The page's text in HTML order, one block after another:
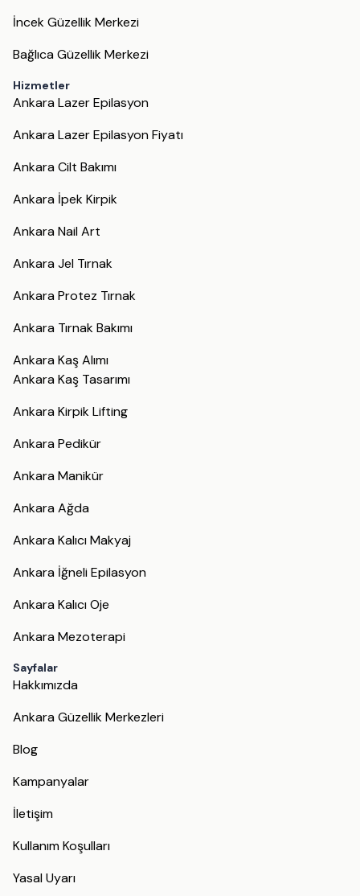
İncek Güzellik Merkezi
Bağlıca Güzellik Merkezi
Hizmetler
Ankara Lazer Epilasyon
Ankara Lazer Epilasyon Fiyatı
Ankara Cilt Bakımı
Ankara İpek Kirpik
Ankara Nail Art
Ankara Jel Tırnak
Ankara Protez Tırnak
Ankara Tırnak Bakımı
Ankara Kaş Alımı
Ankara Kaş Tasarımı
Ankara Kirpik Lifting
Ankara Pedikür
Ankara Manikür
Ankara Ağda
Ankara Kalıcı Makyaj
Ankara İğneli Epilasyon
Ankara Kalıcı Oje
Ankara Mezoterapi
Sayfalar
Hakkımızda
Ankara Güzellik Merkezleri
Blog
Kampanyalar
İletişim
Kullanım Koşulları
Yasal Uyarı